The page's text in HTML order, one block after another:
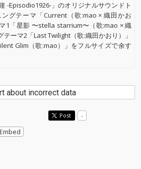
-Episodio1926-」のオリジナルサウンドト
グテーマ「Current（歌:mao × 織田かお
1「星影 〜stella starrium〜（歌:mao × 織
ーマ2「Last Twilight（歌:織田かおり）」
Glim（歌:mao）」をフルサイズで余す
about incorrect data
Post -
Embed